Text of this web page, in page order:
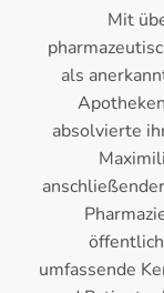
Mit
als
absolvierte
umfassende